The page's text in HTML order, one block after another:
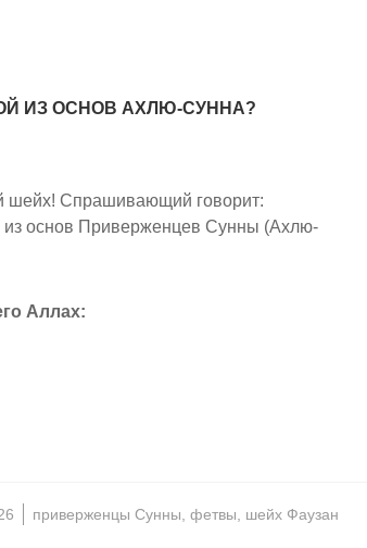
ИЗ ОСНОВ АХЛЮ-СУННА?
шейх! Спрашивающий говорит:
основ Приверженцев Сунны (Ахлю-
Аллах:
приверженцы Сунны фетвы шейх Фаузан